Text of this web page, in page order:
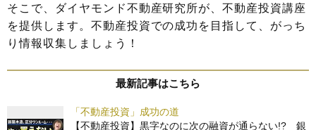
そこで、ダイヤモンド不動産研究所が、不動産投資講座
を提供します。不動産投資での成功を目指して、がっち
り情報収集しましょう！
最新記事はこちら
「不動産投資」成功の道
【不動産投資】黒字なのに次の融資が通らない!? 銀